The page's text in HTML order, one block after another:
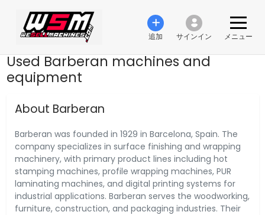
追加 サインイン メニュー
Used Barberan machines and
equipment
About Barberan
Barberan was founded in 1929 in Barcelona, Spain. The
company specializes in surface finishing and wrapping
machinery, with primary product lines including hot
stamping machines, profile wrapping machines, PUR
laminating machines, and digital printing systems for
industrial applications. Barberan serves the woodworking,
furniture, construction, and packaging industries. Their